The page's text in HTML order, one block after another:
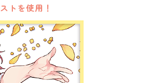
トを使用！